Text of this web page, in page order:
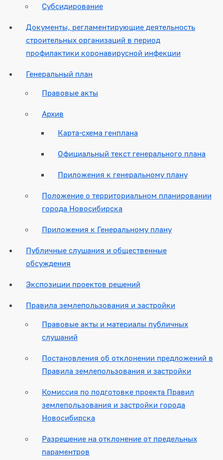
Субсидирование
Документы, регламентирующие деятельность
строительных организаций в период
профилактики коронавирусной инфекции
Генеральный план
Правовые акты
Архив
Карта-схема генплана
Официальный текст генерального плана
Приложения к генеральному плану
Положение о территориальном планировании
города Новосибирска
Приложения к Генеральному плану
Публичные слушания и общественные
обсуждения
Экспозиции проектов решений
Правила землепользования и застройки
Правовые акты и материалы публичных
слушаний
Постановления об отклонении предложений в
Правила землепользования и застройки
Комиссия по подготовке проекта Правил
землепользования и застройки города
Новосибирска
Разрешение на отклонение от предельных
параментров